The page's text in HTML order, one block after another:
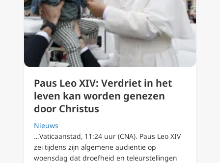
Paus Leo XIV: Verdriet in het
leven kan worden genezen
door Christus
Nieuws
…Vaticaanstad, 11:24 uur (CNA). Paus Leo XIV
zei tijdens zijn algemene audiëntie op
woensdag dat droefheid en teleurstellingen